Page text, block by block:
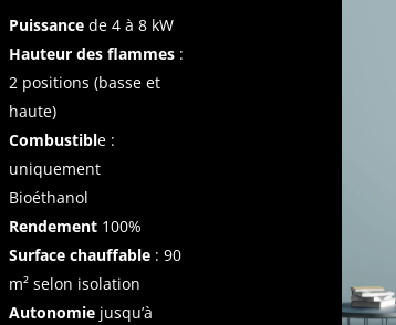
Puissancede 4 à 8 kW
Hauteur des flammes:
2 positions (basse et
haute)
Combustible :
uniquement
Bioéthanol
Rendement100%
Surface chauffable: 90
m² selon isolation
Autonomiejusqu’à